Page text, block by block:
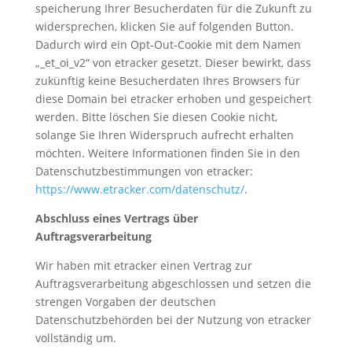
speicherung Ihrer Besucherdaten für die Zukunft zu
widersprechen, klicken Sie auf folgenden Button.
Dadurch wird ein Opt-Out-Cookie mit dem Namen
„_et_oi_v2“ von etracker gesetzt. Dieser bewirkt, dass
zukünftig keine Besucherdaten Ihres Browsers für
diese Domain bei etracker erhoben und gespeichert
werden. Bitte löschen Sie diesen Cookie nicht,
solange Sie Ihren Widerspruch aufrecht erhalten
möchten. Weitere Informationen finden Sie in den
Datenschutzbestimmungen von etracker:
https://www.etracker.com/datenschutz/.
Abschluss eines Vertrags über
Auftragsverarbeitung
Wir haben mit etracker einen Vertrag zur
Auftragsverarbeitung abgeschlossen und setzen die
strengen Vorgaben der deutschen
Datenschutzbehörden bei der Nutzung von etracker
vollständig um.